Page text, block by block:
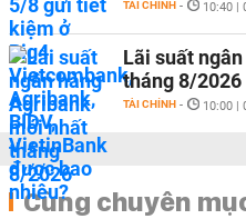
TÀI CHÍNH - 10:40 |
Lãi suất
tháng 8/2026
TÀI CHÍNH - 10:00 |
Cùng chuyên